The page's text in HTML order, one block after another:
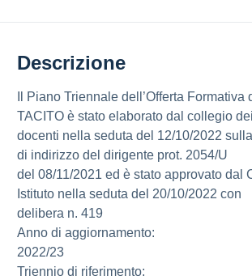
Descrizione
Il Piano Triennale dell’Offerta Formativa
TACITO è stato elaborato dal collegio dei
docenti nella seduta del 12/10/2022
di indirizzo del dirigente prot. 2054/U
del 08/11/2021 ed è stato approvato dal
Istituto nella seduta del 20/10/2022 con
delibera n. 419
Anno di aggiornamento:
2022/23
Triennio di riferimento: